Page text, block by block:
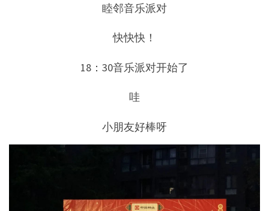
睦邻音乐派对
快快快！
18：30音乐派对开始了
哇
小朋友好棒呀